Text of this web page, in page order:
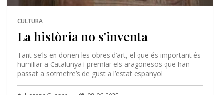
CULTURA
La història no s'inventa
Tant se’ls en donen les obres d’art, el que és important és
humiliar a Catalunya i premiar els aragonesos que han
passat a sotmetre’s de gust a l’estat espanyol